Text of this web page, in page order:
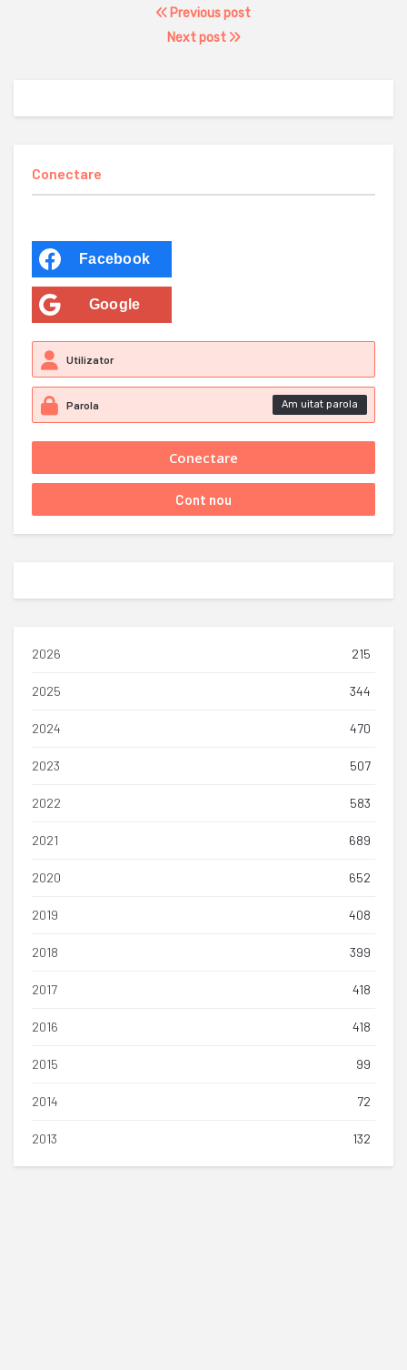
Previous post
Next post
Conectare
Facebook
Google
Am uitat parola
2026 215
2025 344
2024 470
2023 507
2022 583
2021 689
2020 652
2019 408
2018 399
2017 418
2016 418
2015 99
2014 72
2013 132